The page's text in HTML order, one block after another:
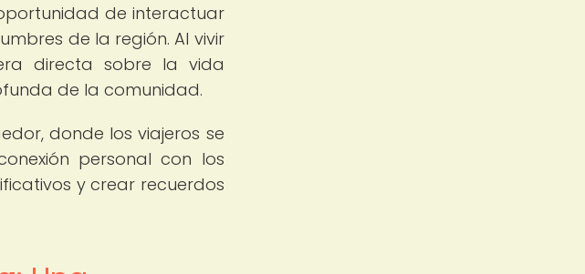
de interactuar
de la región. Al vivir
directa sobre la vida
de la comunidad.
donde los viajeros se
personal con los
y crear recuerdos